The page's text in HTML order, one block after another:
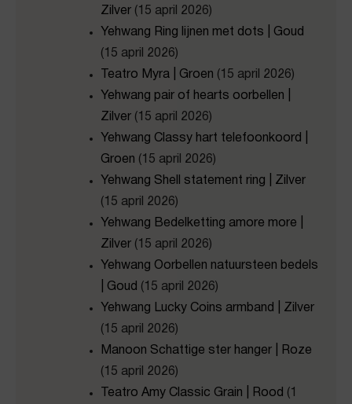
Zilver (15 april 2026)
Yehwang Ring lijnen met dots | Goud
(15 april 2026)
Teatro Myra | Groen (15 april 2026)
Yehwang pair of hearts oorbellen |
Zilver (15 april 2026)
Yehwang Classy hart telefoonkoord |
Groen (15 april 2026)
Yehwang Shell statement ring | Zilver
(15 april 2026)
Yehwang Bedelketting amore more |
Zilver (15 april 2026)
Yehwang Oorbellen natuursteen bedels
| Goud (15 april 2026)
Yehwang Lucky Coins armband | Zilver
(15 april 2026)
Manoon Schattige ster hanger | Roze
(15 april 2026)
Teatro Amy Classic Grain | Rood (1